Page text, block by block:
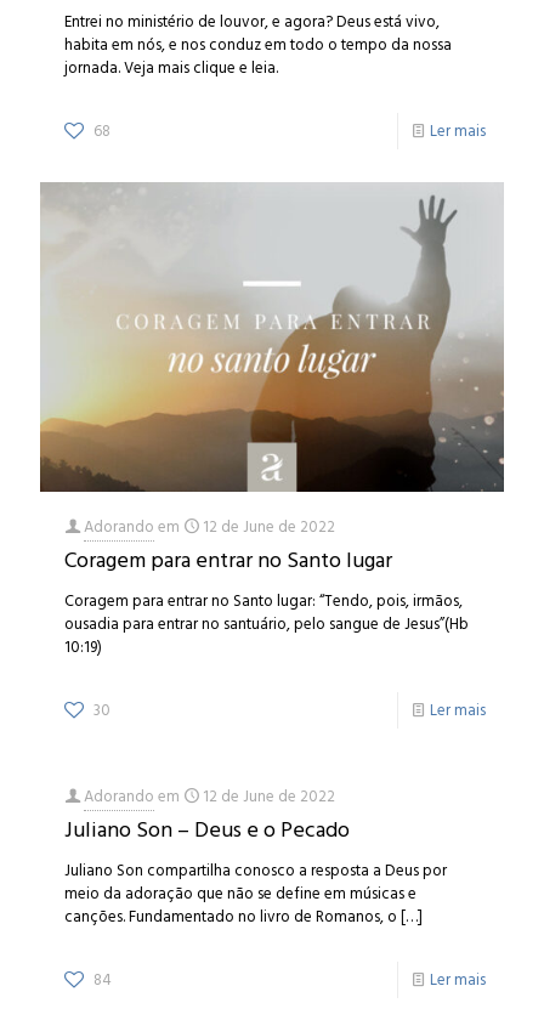
Entrei no ministério de louvor, e agora? Deus está vivo,
habita em nós, e nos conduz em todo o tempo da nossa
jornada. Veja mais clique e leia.
68 Ler mais
Adorandoem 12 de June de 2022
Coragem para entrar no Santo lugar
Coragem para entrar no Santo lugar: “Tendo, pois, irmãos,
ousadia para entrar no santuário, pelo sangue de Jesus”(Hb
10:19)
30 Ler mais
Adorandoem 12 de June de 2022
Juliano Son – Deus e o Pecado
Juliano Son compartilha conosco a resposta a Deus por
meio da adoração que não se define em músicas e
canções. Fundamentado no livro de Romanos, o[…]
84 Ler mais